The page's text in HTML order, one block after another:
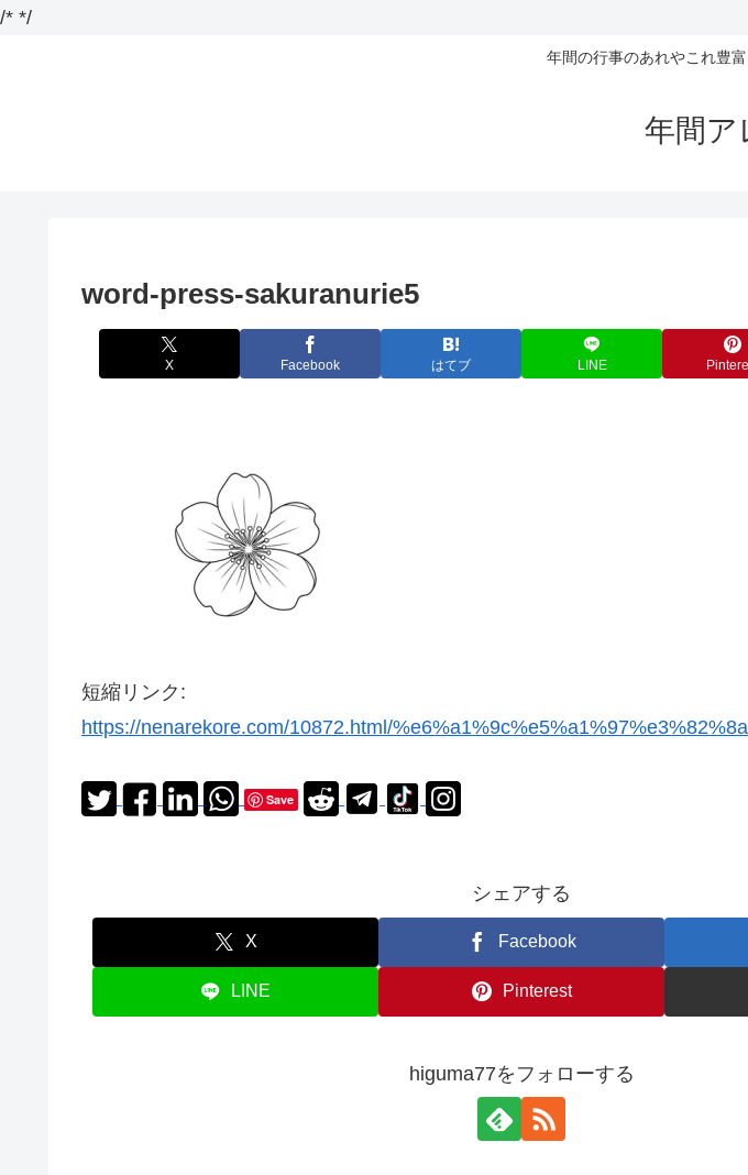
/* */
年間の行事のあれやこれ豊
年間ア
word-press-sakuranurie5
X Facebook はてブ LINE
短縮リンク:
https://nenarekore.com/10872.html/
Save
シェアする
X Facebook
LINE Pinterest
higuma77をフォローする